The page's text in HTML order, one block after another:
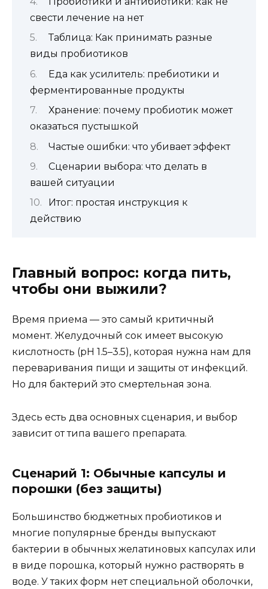
свести лечение на нет
Таблица: Как принимать разные
виды пробиотиков
Еда как усилитель: пребиотики и
ферментированные продукты
Хранение: почему пробиотик может
оказаться пустышкой
Частые ошибки: что убивает эффект
Сценарии выбора: что делать в
вашей ситуации
Итог: простая инструкция к
действию
Главный вопрос: когда пить,
чтобы они выжили?
Время приема — это самый критичный
момент. Желудочный сок имеет высокую
кислотность (pH 1.5–3.5), которая нужна нам для
переваривания пищи и защиты от инфекций.
Но для бактерий это смертельная зона.
Здесь есть два основных сценария, и выбор
зависит от типа вашего препарата.
Сценарий 1: Обычные капсулы и
порошки (без защиты)
Большинство бюджетных пробиотиков и
многие популярные бренды выпускают
бактерии в обычных желатиновых капсулах или
в виде порошка, который нужно растворять в
воде. У таких форм нет специальной оболочки,